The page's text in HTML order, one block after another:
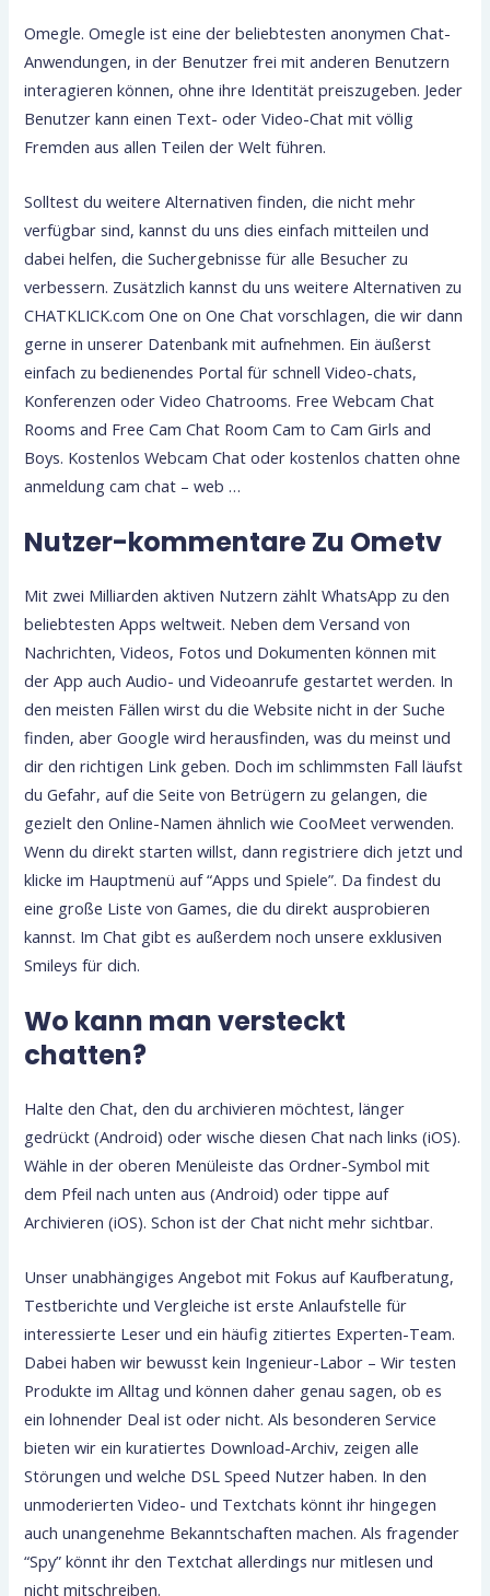
Omegle. Omegle ist eine der beliebtesten anonymen Chat-
Anwendungen, in der Benutzer frei mit anderen Benutzern
interagieren können, ohne ihre Identität preiszugeben. Jeder
Benutzer kann einen Text- oder Video-Chat mit völlig
Fremden aus allen Teilen der Welt führen.
Solltest du weitere Alternativen finden, die nicht mehr
verfügbar sind, kannst du uns dies einfach mitteilen und
dabei helfen, die Suchergebnisse für alle Besucher zu
verbessern. Zusätzlich kannst du uns weitere Alternativen zu
CHATKLICK.com One on One Chat vorschlagen, die wir dann
gerne in unserer Datenbank mit aufnehmen. Ein äußerst
einfach zu bedienendes Portal für schnell Video-chats,
Konferenzen oder Video Chatrooms. Free Webcam Chat
Rooms and Free Cam Chat Room Cam to Cam Girls and
Boys. Kostenlos Webcam Chat oder kostenlos chatten ohne
anmeldung cam chat – web …
Nutzer-kommentare Zu Ometv
Mit zwei Milliarden aktiven Nutzern zählt WhatsApp zu den
beliebtesten Apps weltweit. Neben dem Versand von
Nachrichten, Videos, Fotos und Dokumenten können mit
der App auch Audio- und Videoanrufe gestartet werden. In
den meisten Fällen wirst du die Website nicht in der Suche
finden, aber Google wird herausfinden, was du meinst und
dir den richtigen Link geben. Doch im schlimmsten Fall läufst
du Gefahr, auf die Seite von Betrügern zu gelangen, die
gezielt den Online-Namen ähnlich wie CooMeet verwenden.
Wenn du direkt starten willst, dann registriere dich jetzt und
klicke im Hauptmenü auf “Apps und Spiele”. Da findest du
eine große Liste von Games, die du direkt ausprobieren
kannst. Im Chat gibt es außerdem noch unsere exklusiven
Smileys für dich.
Wo kann man versteckt
chatten?
Halte den Chat, den du archivieren möchtest, länger
gedrückt (Android) oder wische diesen Chat nach links (iOS).
Wähle in der oberen Menüleiste das Ordner-Symbol mit
dem Pfeil nach unten aus (Android) oder tippe auf
Archivieren (iOS). Schon ist der Chat nicht mehr sichtbar.
Unser unabhängiges Angebot mit Fokus auf Kaufberatung,
Testberichte und Vergleiche ist erste Anlaufstelle für
interessierte Leser und ein häufig zitiertes Experten-Team.
Dabei haben wir bewusst kein Ingenieur-Labor – Wir testen
Produkte im Alltag und können daher genau sagen, ob es
ein lohnender Deal ist oder nicht. Als besonderen Service
bieten wir ein kuratiertes Download-Archiv, zeigen alle
Störungen und welche DSL Speed Nutzer haben. In den
unmoderierten Video- und Textchats könnt ihr hingegen
auch unangenehme Bekanntschaften machen. Als fragender
“Spy” könnt ihr den Textchat allerdings nur mitlesen und
nicht mitschreiben.